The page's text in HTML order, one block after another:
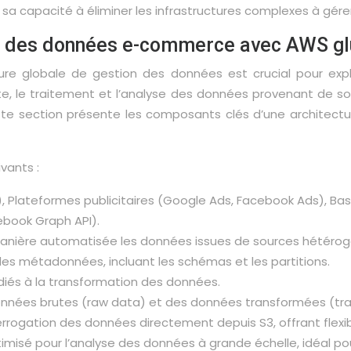
capacité à éliminer les infrastructures complexes à
données e-commerce avec AWS
globale de gestion des données est crucial pour
le traitement et l’analyse des données provenant de
section présente les composants clés d’une
:
Plateformes publicitaires (Google Ads, Facebook Ads),
Graph API).
automatisée les données issues de sources
métadonnées, incluant les schémas et les partitions.
à la transformation des données.
brutes (raw data) et des données transformées
des données directement depuis S3, offrant
pour l’analyse des données à grande échelle, idéal